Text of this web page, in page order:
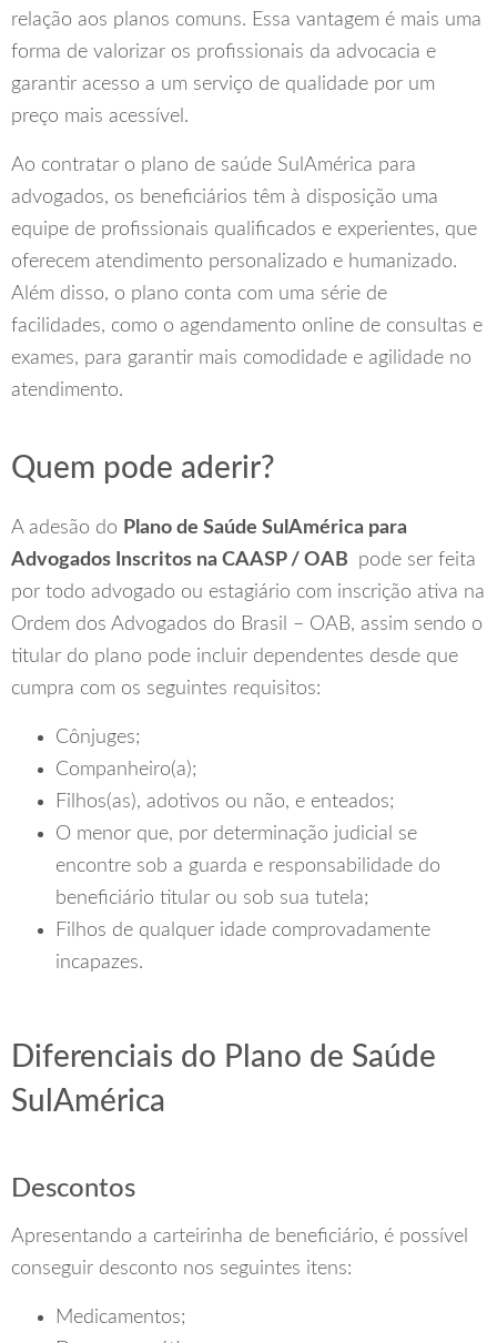
relação aos planos comuns. Essa vantagem é mais uma
forma de valorizar os profissionais da advocacia e
garantir acesso a um serviço de qualidade por um
preço mais acessível.
Ao contratar o plano de saúde SulAmérica para
advogados, os beneficiários têm à disposição uma
equipe de profissionais qualificados e experientes, que
oferecem atendimento personalizado e humanizado.
Além disso, o plano conta com uma série de
facilidades, como o agendamento online de consultas e
exames, para garantir mais comodidade e agilidade no
atendimento.
Quem pode aderir?
A adesão do Plano de Saúde SulAmérica para
Advogados Inscritos na CAASP / OAB
pode ser feita
por todo advogado ou estagiário com inscrição ativa na
Ordem dos Advogados do Brasil – OAB, assim sendo o
titular do plano pode incluir dependentes desde que
cumpra com os seguintes requisitos:
Cônjuges;
Companheiro(a);
Filhos(as), adotivos ou não, e enteados;
O menor que, por determinação judicial se
encontre sob a guarda e responsabilidade do
beneficiário titular ou sob sua tutela;
Filhos de qualquer idade comprovadamente
incapazes.
Diferenciais do Plano de Saúde
SulAmérica
Descontos
Apresentando a carteirinha de beneficiário, é possível
conseguir desconto nos seguintes itens:
Medicamentos;